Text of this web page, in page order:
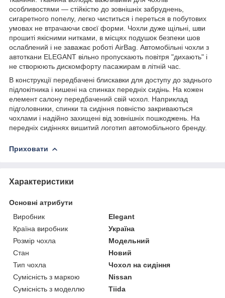
особливостями — стійкістю до зовнішніх забруднень,
сигаретного попелу, легко чиститься і переться в побутових
умовах не втрачаючи своєї форми. Чохли дуже щільні, шви
прошиті якісними нитками, в місцях подушок безпеки шов
ослаблений і не заважає роботі AirBag. Автомобільні чохли з
автоткани ELEGANT вільно пропускають повітря "дихають" і
не створюють дискомфорту пасажирам в літній час.
В конструкції передбачені блискавки для доступу до заднього
підлокітника і кишені на спинках передніх сидінь. На кожен
елемент салону передбачений свій чохол. Наприклад
підголовники, спинки та сидіння повністю закриваються
чохлами і надійно захищені від зовнішніх пошкоджень. На
передніх сидіннях вишитий логотип автомобільного бренду.
Приховати
Характеристики
Основні атрибути
Виробник
Elegant
Країна виробник
Україна
Розмір чохла
Модельний
Стан
Новий
Тип чохла
Чохол на сидіння
Сумісність з маркою
Nissan
Сумісність з моделлю
Tiida